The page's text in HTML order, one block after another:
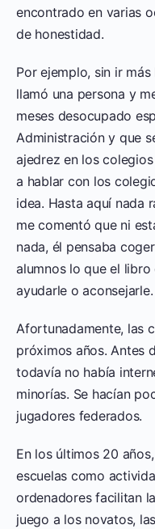
encontrado en varias
de honestidad.
Por ejemplo, sin ir
llamó una persona y
meses desocupado
Administración y que
ajedrez en los
a hablar con los
idea. Hasta aquí nada
me comentó que ni
nada, él pensaba
alumnos lo que el
ayudarle o aconsejarle.
Afortunadamente, las
próximos años. Antes
todavía no había
minorías. Se hacían
jugadores federados.
En los últimos 20
escuelas como
ordenadores facilitan
juego a los novatos,